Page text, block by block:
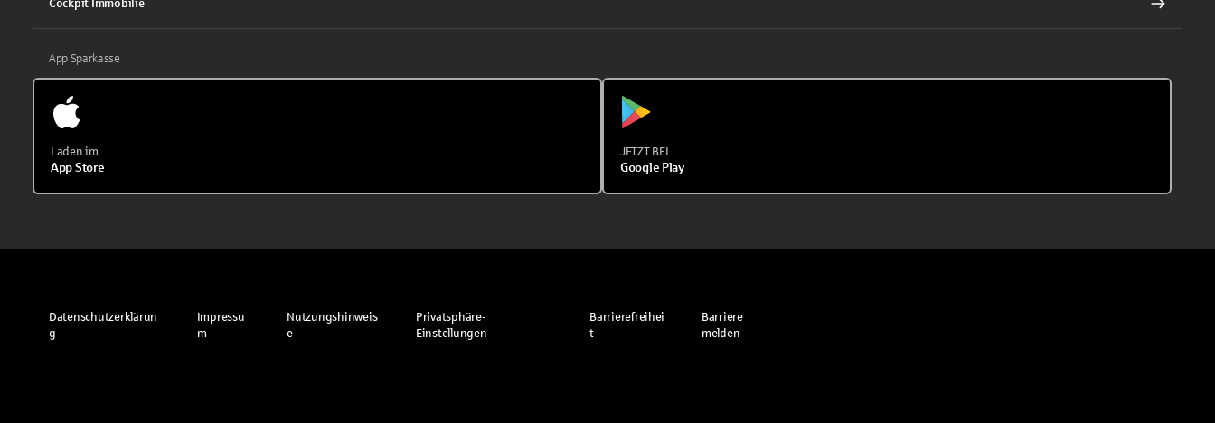
Cockpit Immobilie
App Sparkasse
Laden im
App Store
JETZT BEI
Google Play
Datenschutzerklärun
g
Impressu
m
Nutzungshinweis
e
Privatsphäre-
Einstellungen
Barrierefreihei
t
Barriere
melden